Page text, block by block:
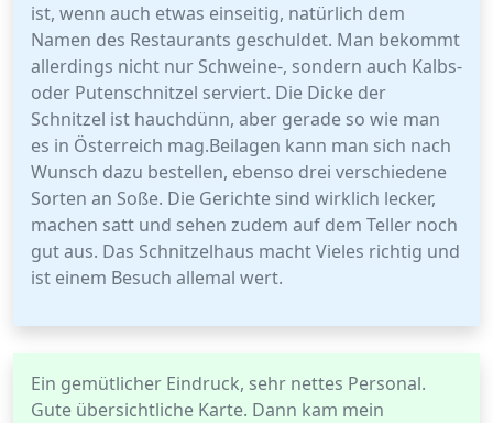
ist, wenn auch etwas einseitig, natürlich dem
Namen des Restaurants geschuldet. Man bekommt
allerdings nicht nur Schweine-, sondern auch Kalbs-
oder Putenschnitzel serviert. Die Dicke der
Schnitzel ist hauchdünn, aber gerade so wie man
es in Österreich mag.Beilagen kann man sich nach
Wunsch dazu bestellen, ebenso drei verschiedene
Sorten an Soße. Die Gerichte sind wirklich lecker,
machen satt und sehen zudem auf dem Teller noch
gut aus. Das Schnitzelhaus macht Vieles richtig und
ist einem Besuch allemal wert.
Ein gemütlicher Eindruck, sehr nettes Personal.
Gute übersichtliche Karte. Dann kam mein